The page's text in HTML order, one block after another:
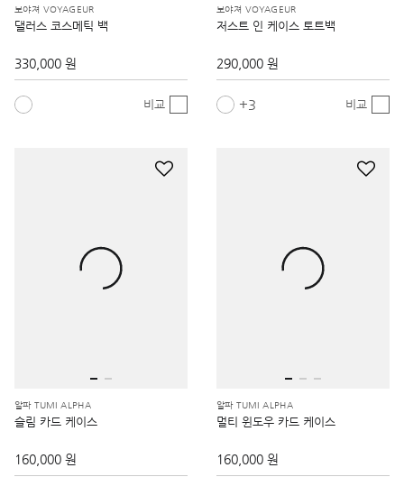
보야져 VOYAGEUR
댈러스 코스메틱 백
330,000 원
비교
보야져 VOYAGEUR
저스트 인 케이스 토트백
290,000 원
3 비교
알파 TUMI ALPHA
슬림 카드 케이스
160,000 원
알파 TUMI ALPHA
멀티 윈도우 카드 케이스
160,000 원